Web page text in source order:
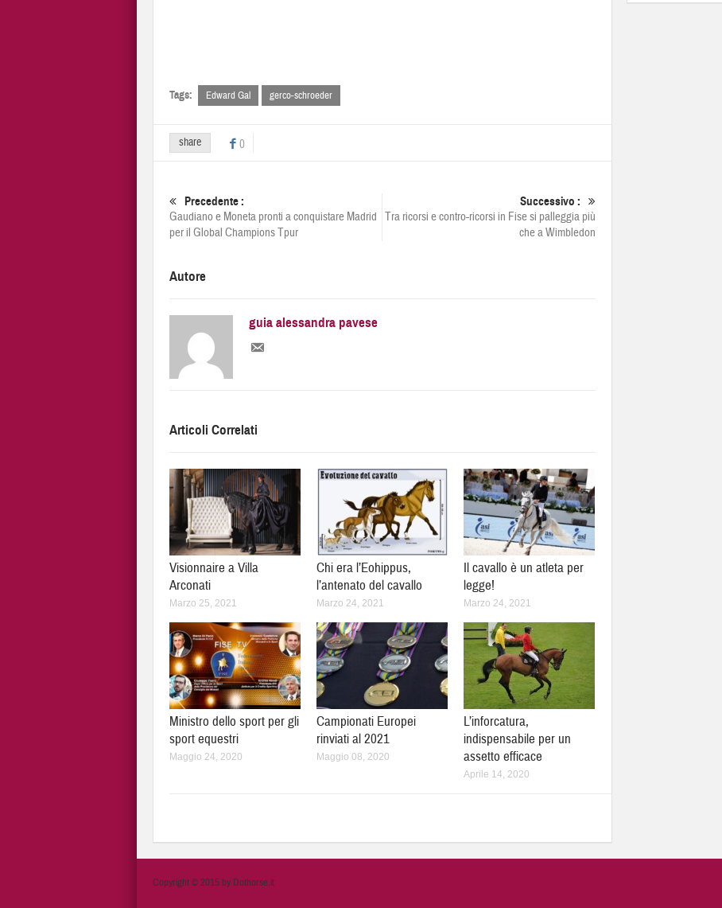
Tags: Edward Gal gerco-schroeder
share 0
Precedente :
Gaudiano e Moneta pronti a conquistare Madrid
per il Global Champions Tpur
Successivo :
Tra ricorsi e contro-ricorsi in Fise si palleggia più
che a Wimbledon
Autore
guia alessandra pavese
Articoli Correlati
Visionnaire a Villa
Arconati
Marzo 25, 2021
Chi era l’Eohippus,
l’antenato del cavallo
Marzo 24, 2021
Il cavallo è un atleta per
legge!
Marzo 24, 2021
Ministro dello sport per gli
sport equestri
Maggio 24, 2020
Campionati Europei
rinviati al 2021
Maggio 08, 2020
L’inforcatura,
indispensabile per un
assetto efficace
Aprile 14, 2020
Copyright © 2015 by Dothorse.it